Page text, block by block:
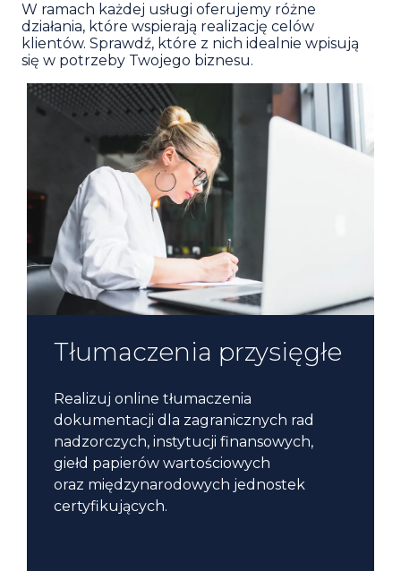
W ramach każdej usługi oferujemy różne
działania, które wspierają realizację celów
klientów. Sprawdź, które z nich idealnie wpisują
się w potrzeby Twojego biznesu.
Tłumaczenie pełnych
niefinansowych
Tłumaczenia przysięgłe
Realizuj online tłumaczenia
dokumentacji dla zagranicznych rad
nadzorczych, instytucji finansowych,
giełd papierów wartościowych
oraz międzynarodowych jednostek
certyfikujących.
Korekta i audyt
raportów